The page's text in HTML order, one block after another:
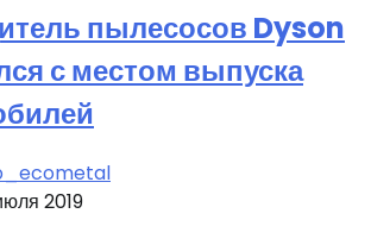
пылесосов Dyson
с местом выпуска
2019